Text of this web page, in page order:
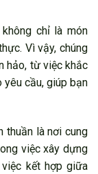
chỉ là món
Vì vậy, chúng
hảo, từ việc khắc
yêu cầu, giúp bạn
thuần là nơi cung
việc xây dựng
việc kết hợp giữa